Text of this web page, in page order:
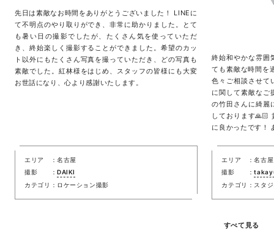
先日は素敵なお時間をありがとうございました！ LINEに
て不明点のやり取りができ、非常に助かりました。とて
も暑い日の撮影でしたが、たくさん気を使っていただ
き、終始楽しく撮影することができました。希望のカッ
ト以外にもたくさん写真を撮っていただき、どの写真も
素敵でした。紅林様をはじめ、スタッフの皆様にも大変
お世話になり、心より感謝いたします。
エリア
名古屋
撮影
DAIKI
カテゴリ
ロケーション撮影
終始和やかな雰囲
ても素敵な時間を
色々ご相談させて
に関して素敵なご
の竹田さんに綺麗
しております🙏🏻
に良かったです！
エリア
名古屋
撮影
カテゴリ
スタ
すべて見る